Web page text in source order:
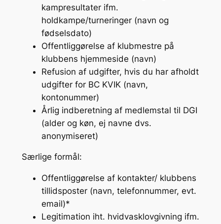
kampresultater ifm.
holdkampe/turneringer (navn og
fødselsdato)
Offentliggørelse af klubmestre på
klubbens hjemmeside (navn)
Refusion af udgifter, hvis du har afholdt
udgifter for BC KVIK (navn,
kontonummer)
Årlig indberetning af medlemstal til DGI
(alder og køn, ej navne dvs.
anonymiseret)
Særlige formål:
Offentliggørelse af kontakter/ klubbens
tillidsposter (navn, telefonnummer, evt.
email)*
Legitimation iht. hvidvasklovgivning ifm.